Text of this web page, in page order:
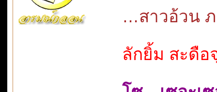
…สาวอ้วน
ลักยิ้ม สะดือ